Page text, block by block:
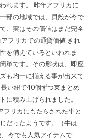
れます。 昨年アフリカに
部の地域では、貝殻が今で
、実はその価値はまだ完全
フリカでの通貨価値 きれ
を備えているといわれま
単です。その形状は、即座
も均一に揃える事が出来て
い紐で40個ずつ束まとめ
に積み上げられました。
フリカにもたらされた牛と
だったようです。（牛は
今でも人気アイテムで